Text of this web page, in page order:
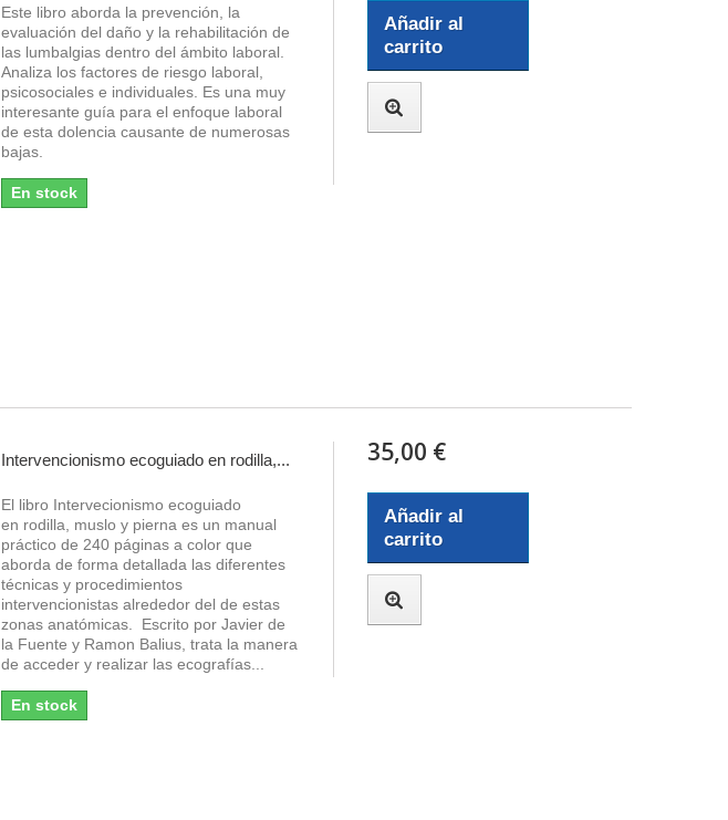
Este libro aborda la prevención, la
evaluación del daño y la rehabilitación de
las lumbalgias dentro del ámbito laboral.
Analiza los factores de riesgo laboral,
psicosociales e individuales. Es una muy
interesante guía para el enfoque laboral
de esta dolencia causante de numerosas
bajas.
En stock
Añadir al
carrito
Intervencionismo ecoguiado en rodilla,...
El libro Intervecionismo ecoguiado
en rodilla, muslo y pierna es un manual
práctico de 240 páginas a color que
aborda de forma detallada las diferentes
técnicas y procedimientos
intervencionistas alrededor del de estas
zonas anatómicas. Escrito por Javier de
la Fuente y Ramon Balius, trata la manera
de acceder y realizar las ecografías...
En stock
35,00 €
Añadir al
carrito